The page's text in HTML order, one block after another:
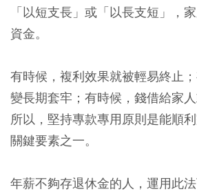
「以短支長」或「以長支短」，
資金。
有時候，複利效果就被輕易終止
變長期套牢；有時候，錢借給家人
所以， 堅持專款專用原則是能順
關鍵要素之一。
年薪不夠存退休金的人，運用此